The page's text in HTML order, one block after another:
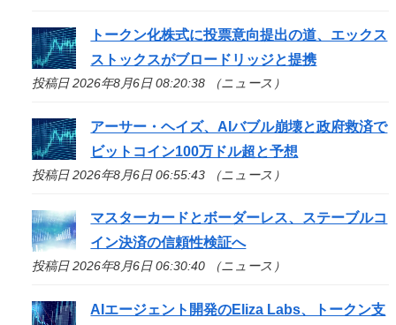
トークン化株式に投票意向提出の道、エックス
ストックスがブロードリッジと提携
投稿日 2026年8月6日 08:20:38 （ニュース）
アーサー・ヘイズ、AIバブル崩壊と政府救済で
ビットコイン100万ドル超と予想
投稿日 2026年8月6日 06:55:43 （ニュース）
マスターカードとボーダーレス、ステーブルコ
イン決済の信頼性検証へ
投稿日 2026年8月6日 06:30:40 （ニュース）
AIエージェント開発のEliza Labs、トークン支